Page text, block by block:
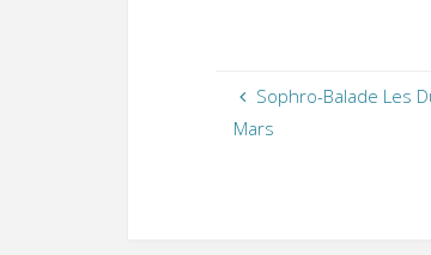
Sophro-Balade Les
Mars